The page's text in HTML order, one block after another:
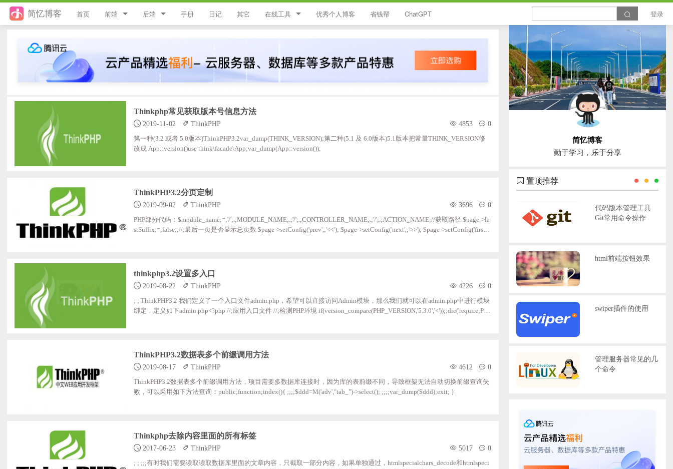
简忆博客 首页 前端
JavaScript
Style
Flutter
后端
ThinkPHP8
ThinkPHP6
ThinkPHP
Laravel
微信小程序
服务器
手册 日记 其它 在线工具
领优惠券
违禁词查询
优秀个人博客 省钱帮 ChatGPT 登录
Thinkphp常见获取版本号信息方法
2019-11-02 ThinkPHP 4853 0
第一种(3.2 或者 5.0版本)ThinkPHP3.2var_dump(THINK_VERSION);第二种(5.1 及 6.0版本)5.1版本把常量THINK_VERSION修
改成 App::version()use think\facade\App;var_dump(App::version());
ThinkPHP3.2分页定制
2019-09-02 ThinkPHP 3696 0
PHP部分代码：$module_name;=;'/';.;MODULE_NAME;.;'/';.;CONTROLLER_NAME;.;'/';.;ACTION_NAME;//获取路径 $page->la
stSuffix;=;false;;//;最后一页是否显示总页数 $page->setConfig('prev',;'<<'); $page->setConfig('next',;'>>'); $page->setConfig('firs
thinkphp3.2设置多入口
2019-08-22 ThinkPHP 4226 0
; ; ThinkPHP3.2 我们定义了一个入口文件admin.php，希望可以直接访问Admin模块，那么我们就可以在admin.php中进行模块
绑定，定义如下admin.php<?php //;应用入口文件 //;检测PHP环境 if(version_compare(PHP_VERSION,'5.3.0','<'));;die('require;PH
ThinkPHP3.2数据表多个前缀调用方法
2019-08-17 ThinkPHP 4612 0
ThinkPHP3.2数据表多个前缀调用方法，项目需要多数据库连接时，因为库的表前缀不同，导致框架无法自动切换前缀查询失
败，可以采用如下方法查询：public;function;index(){ ;;;;$ddd=M('adv',"tab_")->select(); ;;;;var_dump($ddd);exit; }
Thinkphp去除内容里面的所有标签
2017-06-23 ThinkPHP 5017 0
; ; ;;;有时我们需要读取读取数据库里面的文章内容，只截取一部分内容，如果单独通过，htmlspecialchars_decode和htmlspeci
简忆博客
勤于学习，乐于分享
置顶推荐
代码版本管理工具
Git常用命令操作
html前端按钮效果
swiper插件的使用
管理服务器常见的几
个命令